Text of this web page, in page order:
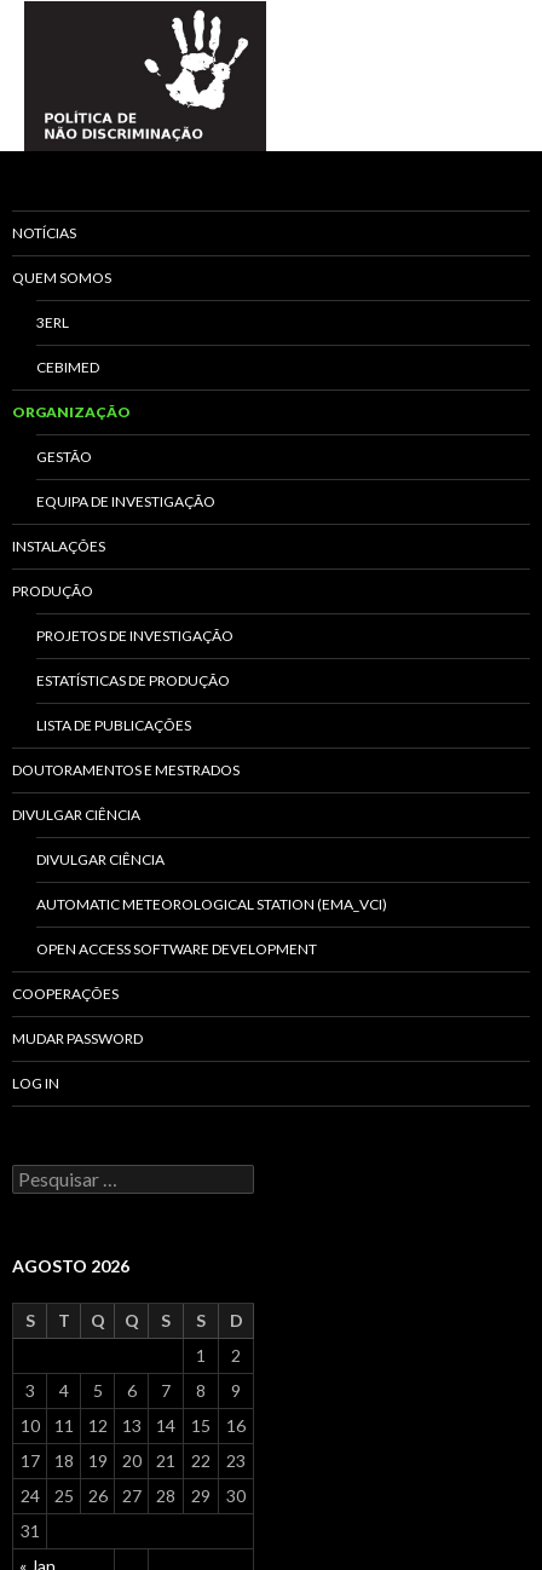
NOTÍCIAS
QUEM SOMOS
3ERL
CEBIMED
ORGANIZAÇÃO
GESTÃO
EQUIPA DE INVESTIGAÇÃO
INSTALAÇÕES
PRODUÇÃO
PROJETOS DE INVESTIGAÇÃO
ESTATÍSTICAS DE PRODUÇÃO
LISTA DE PUBLICAÇÕES
DOUTORAMENTOS E MESTRADOS
DIVULGAR CIÊNCIA
DIVULGAR CIÊNCIA
AUTOMATIC METEOROLOGICAL STATION (EMA_VCI)
OPEN ACCESS SOFTWARE DEVELOPMENT
COOPERAÇÕES
MUDAR PASSWORD
LOG IN
P
r
u
a
o
:
AGOSTO 2026
S T Q Q S S D
« Jan
1
2
3
4 5 6 7 8
9
10
11 12 13 14 15
16
17
18 19 20 21 22
23
24
25 26 27 28 29
30
31